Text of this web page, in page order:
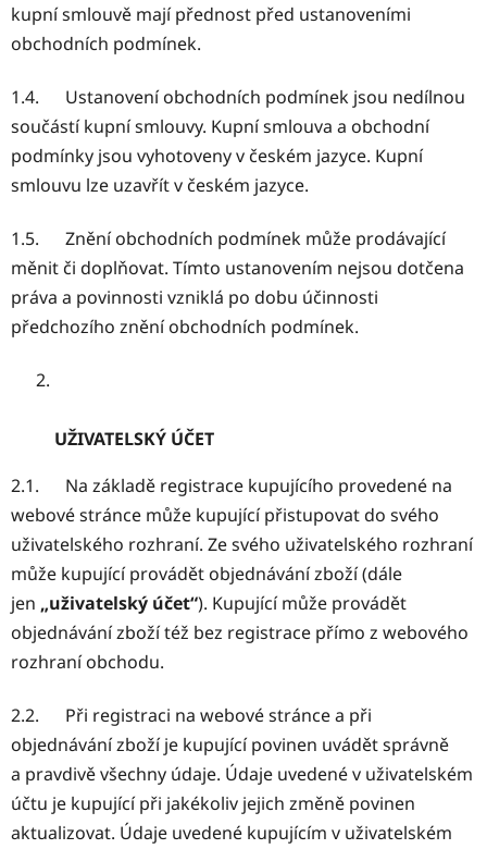
kupní smlouvě mají přednost před ustanoveními
obchodních podmínek.
1.4. Ustanovení obchodních podmínek jsou nedílnou
součástí kupní smlouvy. Kupní smlouva a obchodní
podmínky jsou vyhotoveny v českém jazyce. Kupní
smlouvu lze uzavřít v českém jazyce.
1.5. Znění obchodních podmínek může prodávající
měnit či doplňovat. Tímto ustanovením nejsou dotčena
práva a povinnosti vzniklá po dobu účinnosti
předchozího znění obchodních podmínek.
UŽIVATELSKÝ ÚČET
2.1. Na základě registrace kupujícího provedené na
webové stránce může kupující přistupovat do svého
uživatelského rozhraní. Ze svého uživatelského rozhraní
může kupující provádět objednávání zboží (dále
jen „uživatelský účet“). Kupující může provádět
objednávání zboží též bez registrace přímo z webového
rozhraní obchodu.
2.2. Při registraci na webové stránce a při
objednávání zboží je kupující povinen uvádět správně
a pravdivě všechny údaje. Údaje uvedené v uživatelském
účtu je kupující při jakékoliv jejich změně povinen
aktualizovat. Údaje uvedené kupujícím v uživatelském